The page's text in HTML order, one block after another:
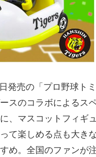
発売の「プロ野球ト
スのコラボによるス
、マスコットフィギ
て楽しめる点も大き
め。全国のファンが